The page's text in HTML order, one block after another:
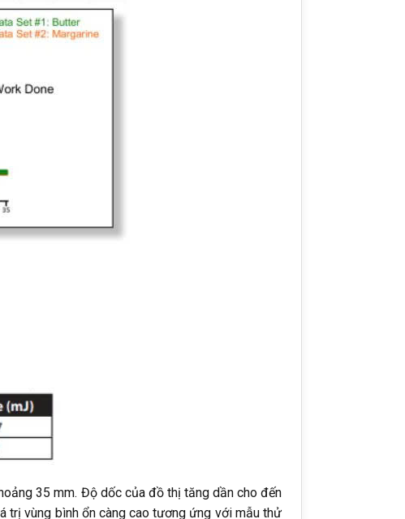
35 mm. Độ dốc của đồ thị tăng dần cho đến
trị vùng bình ổn càng cao tương ứng với mẫu thử